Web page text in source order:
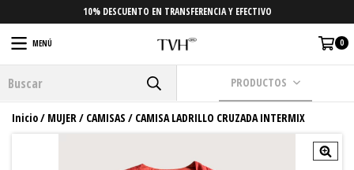
10% DESCUENTO EN TRANSFERENCIA Y EFECTIVO
MENÚ 0
PRODUCTOS
Inicio/ MUJER/ CAMISAS / CAMISA LADRILLO CRUZADA INTERMIX